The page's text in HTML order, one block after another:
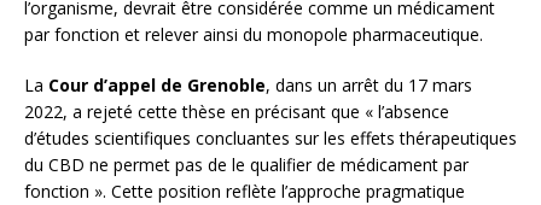
l’organisme, devrait être considérée comme un médicament
par fonction et relever ainsi du monopole pharmaceutique.
La Cour d’appel de Grenoble, dans un arrêt du 17 mars
2022, a rejeté cette thèse en précisant que « l’absence
d’études scientifiques concluantes sur les effets thérapeutiques
du CBD ne permet pas de le qualifier de médicament par
fonction ». Cette position reflète l’approche pragmatique